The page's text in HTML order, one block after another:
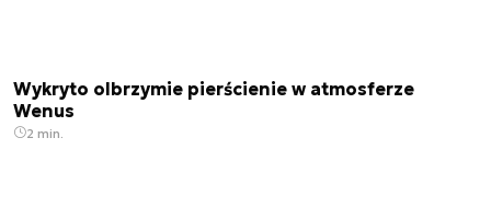
Wykryto olbrzymie pierścienie w atmosferze
Wenus
2 min.